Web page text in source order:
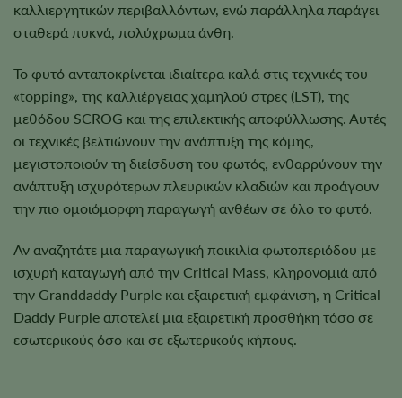
καλλιεργητικών περιβαλλόντων, ενώ παράλληλα παράγει
σταθερά πυκνά, πολύχρωμα άνθη.
Το φυτό ανταποκρίνεται ιδιαίτερα καλά στις τεχνικές του
«topping», της καλλιέργειας χαμηλού στρες (LST), της
μεθόδου SCROG και της επιλεκτικής αποφύλλωσης. Αυτές
οι τεχνικές βελτιώνουν την ανάπτυξη της κόμης,
μεγιστοποιούν τη διείσδυση του φωτός, ενθαρρύνουν την
ανάπτυξη ισχυρότερων πλευρικών κλαδιών και προάγουν
την πιο ομοιόμορφη παραγωγή ανθέων σε όλο το φυτό.
Αν αναζητάτε μια παραγωγική ποικιλία φωτοπεριόδου με
ισχυρή καταγωγή από την Critical Mass, κληρονομιά από
την Granddaddy Purple και εξαιρετική εμφάνιση, η Critical
Daddy Purple αποτελεί μια εξαιρετική προσθήκη τόσο σε
εσωτερικούς όσο και σε εξωτερικούς κήπους.